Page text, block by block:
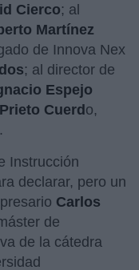
Cierco; al
Martínez
de Innova Nex
; al director de
Espejo
Cuerdo,
Instrucción
declarar, pero un
Carlos
de
de la cátedra